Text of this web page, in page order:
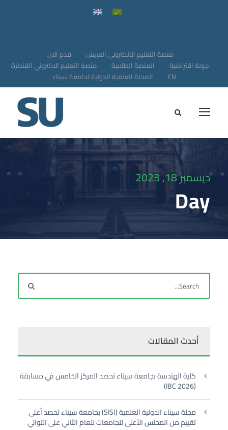
قدم الان
منصة التعليم الالكتروني العريش
منصة التعليم الاكتروني القنطرة
المنصة الطلابية
جولة افتراضية
المجلة العلمية الدولية لجامعة سيناء
EN
ديسمبر 18, 2023
Day
أحدث المقالات
كلية الهندسة بجامعة سيناء تحصد المركز الخامس في مسابقة
(IBC 2026)
مجلة سيناء الدولية العلمية (SISJ) بجامعة سيناء تحصد أعلى
تقييم من المجلس الأعلى للجامعات للعام الثاني على التوالي